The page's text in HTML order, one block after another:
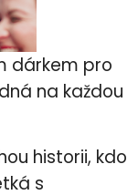
dárkem pro
na každou
historii, kdo
s